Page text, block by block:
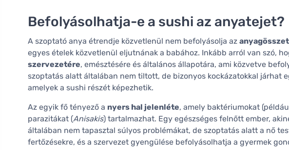
Befolyásolhatja-e a sushi az anyatejet?
A szoptató anya étrendje közvetlenül nem befolyásolja az
egyes ételek közvetlenül eljutnának a babához. Inkább arról van szó,
szervezetére, emésztésére és általános állapotára, ami közvetve
szoptatás alatt általában nem tiltott, de bizonyos kockázatokkal járhat
amelyek a sushi részét képezhetik.
Az egyik fő tényező a nyers hal jelenléte, amely baktériumokat
parazitákat (Anisakis) tartalmazhat. Egy egészséges felnőtt ember,
általában nem tapasztal súlyos problémákat, de szoptatás alatt a nő
fertőzésekre, és a szervezet gyengülése befolyásolhatja a gyermek